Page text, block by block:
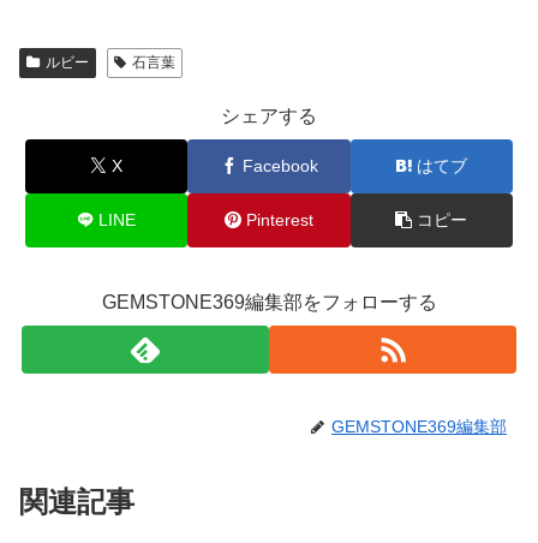
ルビー 石言葉
シェアする
X Facebook はてブ
LINE Pinterest コピー
GEMSTONE369編集部をフォローする
GEMSTONE369編集部
関連記事